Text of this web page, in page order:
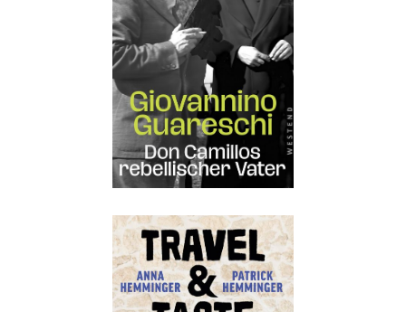
Details
Buch:
eBook: 18,99 €